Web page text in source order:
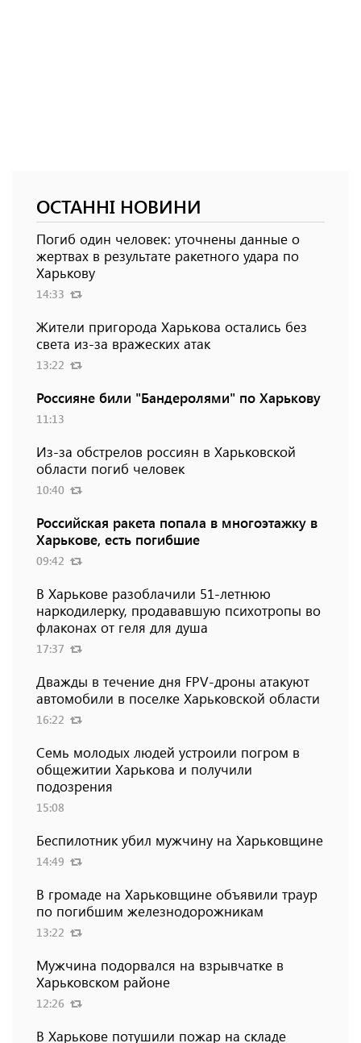
ОСТАННІ НОВИНИ
Погиб один человек: уточнены данные о
жертвах в результате ракетного удара по
Харькову
14:33
Жители пригорода Харькова остались без
света из-за вражеских атак
13:22
Россияне били "Бандеролями" по Харькову
11:13
Из-за обстрелов россиян в Харьковской
области погиб человек
10:40
Российская ракета попала в многоэтажку в
Харькове, есть погибшие
09:42
В Харькове разоблачили 51-летнюю
наркодилерку, продававшую психотропы во
флаконах от геля для душа
17:37
Дважды в течение дня FPV-дроны атакуют
автомобили в поселке Харьковской области
16:22
Семь молодых людей устроили погром в
общежитии Харькова и получили
подозрения
15:08
Беспилотник убил мужчину на Харьковщине
14:49
В громаде на Харьковщине объявили траур
по погибшим железнодорожникам
13:22
Мужчина подорвался на взрывчатке в
Харьковском районе
12:26
В Харькове потушили пожар на складе